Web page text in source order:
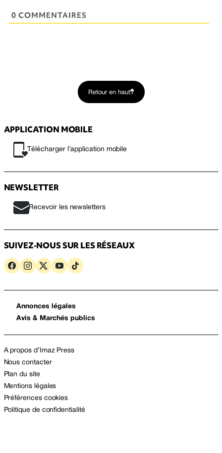
0 COMMENTAIRES
Retour en haut
APPLICATION MOBILE
Télécharger l’application mobile
NEWSLETTER
Recevoir les newsletters
SUIVEZ-NOUS SUR LES RÉSEAUX
Annonces légales
Avis & Marchés publics
A propos d’Imaz Press
Nous contacter
Plan du site
Mentions légales
Préférences cookies
Politique de confidentialité